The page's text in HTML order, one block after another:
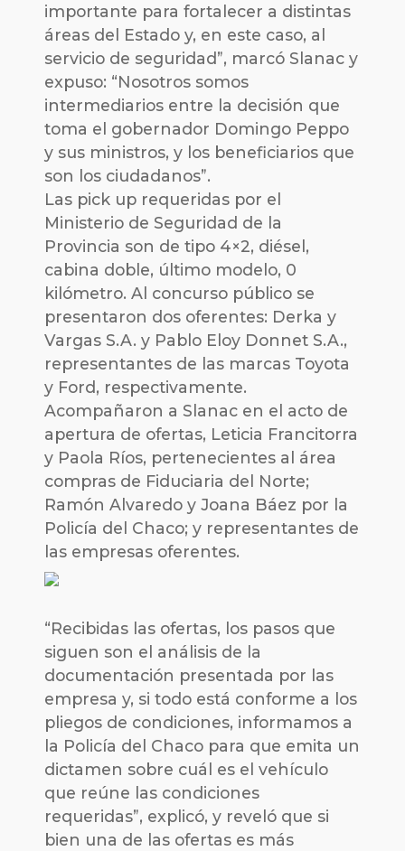
importante para fortalecer a distintas
áreas del Estado y, en este caso, al
servicio de seguridad”, marcó Slanac y
expuso: “Nosotros somos
intermediarios entre la decisión que
toma el gobernador Domingo Peppo
y sus ministros, y los beneficiarios que
son los ciudadanos”.
Las pick up requeridas por el
Ministerio de Seguridad de la
Provincia son de tipo 4×2, diésel,
cabina doble, último modelo, 0
kilómetro. Al concurso público se
presentaron dos oferentes: Derka y
Vargas S.A. y Pablo Eloy Donnet S.A.,
representantes de las marcas Toyota
y Ford, respectivamente.
Acompañaron a Slanac en el acto de
apertura de ofertas, Leticia Francitorra
y Paola Ríos, pertenecientes al área
compras de Fiduciaria del Norte;
Ramón Alvaredo y Joana Báez por la
Policía del Chaco; y representantes de
las empresas oferentes.
“Recibidas las ofertas, los pasos que
siguen son el análisis de la
documentación presentada por las
empresa y, si todo está conforme a los
pliegos de condiciones, informamos a
la Policía del Chaco para que emita un
dictamen sobre cuál es el vehículo
que reúne las condiciones
requeridas”, explicó, y reveló que si
bien una de las ofertas es más